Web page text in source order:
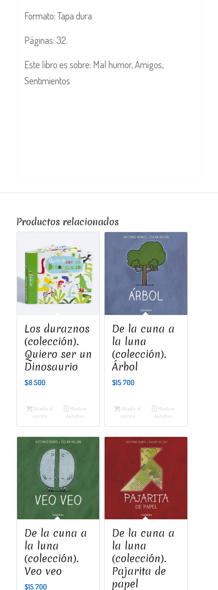
Formato: Tapa dura
Páginas: 32.
Este libro es sobre: Mal humor, Amigos,
Sentimientos
Productos relacionados
Los duraznos
(colección).
Quiero ser un
Dinosaurio
$8.500
Añadir al
carrito
Mostrar
detalles
De la cuna a
la luna
(colección).
Árbol
$15.700
Añadir al
carrito
Mostrar
detalles
De la cuna a
la luna
(colección).
Veo veo
$15.700
De la cuna a
la luna
(colección).
Pajarita de
papel